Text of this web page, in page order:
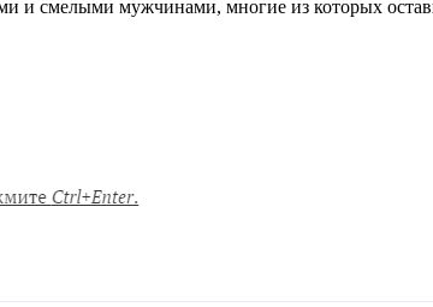
и смелыми мужчинами, многие из которых